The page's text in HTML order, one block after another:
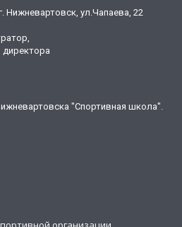
Нижневартовск, ул.Чапаева, 22
директора
"Спортивная школа".